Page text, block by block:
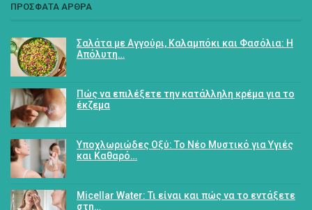
ΠΡΟΣΦΑΤΑ ΑΡΘΡΑ
Σαλάτα με Αγγούρι, Καλαμπόκι και Φασόλια: Η
Απόλυτη…
Πώς να επιλέξετε την κατάλληλη κρέμα για το
έκζεμα
Υποχλωριώδες Οξύ: Το Νέο Μυστικό για Υγιές
και Καθαρό…
Micellar Water: Τι είναι και πώς να το εντάξετε
στη…